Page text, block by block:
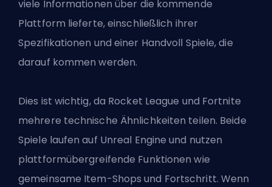
viele Informationen über die kommende
Plattform lieferte, einschließlich ihrer
Spezifikationen und einer Handvoll Spiele, die
darauf kommen werden.
Dies ist wichtig, da Rocket League und Fortnite
mehrere technische Ähnlichkeiten teilen. Beide
Spiele laufen auf Unreal Engine und nutzen
plattformübergreifende Funktionen wie
gemeinsame Item-Shops und Fortschritt. Wenn